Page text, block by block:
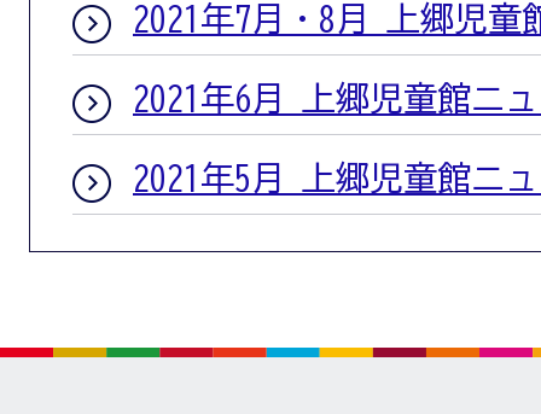
2021年7月・8月 上郷児童
2021年6月 上郷児童館ニ
2021年5月 上郷児童館ニ